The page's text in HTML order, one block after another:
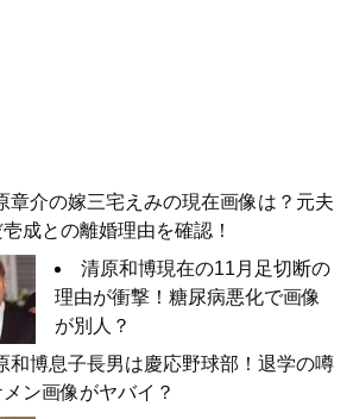
章介の嫁三宅えみの現在画像は？元夫
成との離婚理由を確認！
清原和博現在の11月足切断の
理由が衝撃！糖尿病悪化で画像
が別人？
和博息子長男は慶応野球部！退学の噂
ン画像がヤバイ？